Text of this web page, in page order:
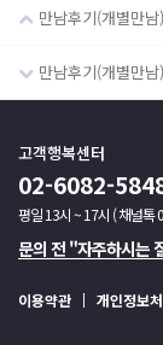
만남후기(개별만남)
만남후기(개별만남)
고객행복센터
02-6082-
평일 13시 ~ 17시 ( 채널톡
문의 전 "자주하시는
이용약관 개인정보